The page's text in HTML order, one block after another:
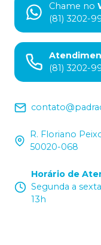
Chame no
(81) 3202-
(81) 3202-
R. Floriano
50020-068
Horário de
Segunda a
13h